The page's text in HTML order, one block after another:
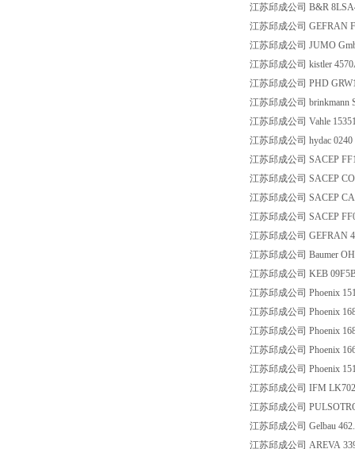
江苏邱成公司 B&R
江苏邱成公司 GEFRAN
江苏邱成公司 JUMO
江苏邱成公司 kistler
江苏邱成公司 PHD
江苏邱成公司 brinkmann
江苏邱成公司 Vahle
江苏邱成公司 hydac
江苏邱成公司 SACEP
江苏邱成公司 SACEP
江苏邱成公司 SACEP
江苏邱成公司 SACEP
江苏邱成公司 GEFRAN
江苏邱成公司 Baumer
江苏邱成公司 KEB
江苏邱成公司 Phoenix
江苏邱成公司 Phoenix
江苏邱成公司 Phoenix
江苏邱成公司 Phoenix
江苏邱成公司 Phoenix
江苏邱成公司 IFM
江苏邱成公司
江苏邱成公司 Gelbau
江苏邱成公司 AREVA